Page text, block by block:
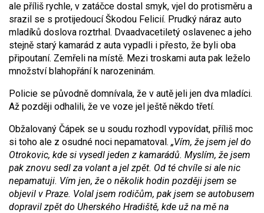
ale příliš rychle, v zatáčce dostal smyk, vjel do protisměru a
srazil se s protijedoucí Škodou Felicií. Prudký náraz auto
mladíků doslova roztrhal. Dvaadvacetiletý oslavenec a jeho
stejně starý kamarád z auta vypadli i přesto, že byli oba
připoutaní. Zemřeli na místě. Mezi troskami auta pak leželo
množství blahopřání k narozeninám.
Policie se původně domnívala, že v autě jeli jen dva mladíci.
Až později odhalili, že ve voze jel ještě někdo třetí.
Obžalovaný Čápek se u soudu rozhodl vypovídat, příliš moc
si toho ale z osudné noci nepamatoval. „Vím, že jsem jel do
Otrokovic, kde si vysedl jeden z kamarádů. Myslím, že jsem
pak znovu sedl za volant a jel zpět. Od té chvíle si ale nic
nepamatuji. Vím jen, že o několik hodin později jsem se
objevil v Praze. Volal jsem rodičům, pak jsem se autobusem
dopravil zpět do Uherského Hradiště, kde už na mě na